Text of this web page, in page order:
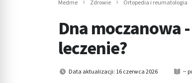
Medme Zdrowie Ortopedia i reumatologia
Dna moczanowa
leczenie?
Data aktualizacji: 16 czerwca 2026 ~